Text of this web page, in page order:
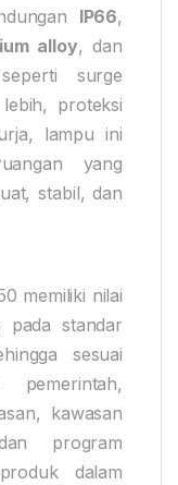
IP66,
alloy, dan
surge
proteksi
lampu ini
yang
stabil, dan
memiliki nilai
pada standar
sesuai
kawasan
program
dalam